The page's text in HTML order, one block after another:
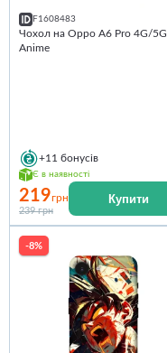
F1608483
Чохол на Oppo A6 Pro 4G/5G
Anime
+11 бонусів
Є в наявності
219грн
239 грн
Купити
-8%